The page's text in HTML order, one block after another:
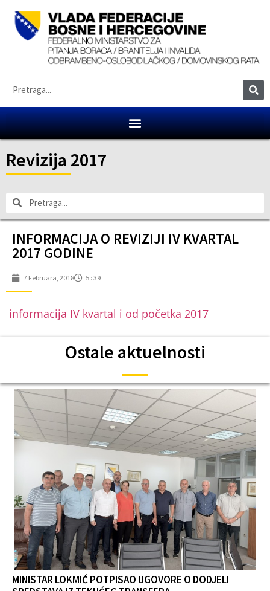
Revizija 2017
INFORMACIJA O REVIZIJI IV KVARTAL
2017 GODINE
7 Februara, 2018 5 : 39
informacija IV kvartal i od početka 2017
Ostale aktuelnosti
MINISTAR LOKMIĆ POTPISAO UGOVORE O DODJELI